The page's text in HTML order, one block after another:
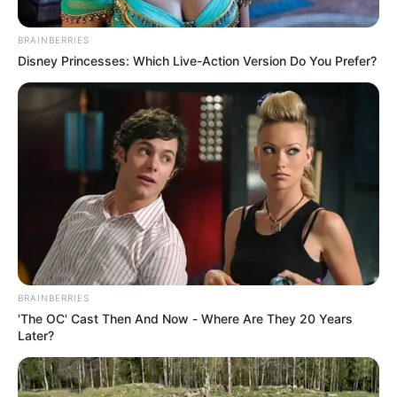
Composición/ Secretaria de Movilidad
Piden más renuncias en Bogotá Movilidad quedó contra
las cuerdas
Por:Cristhiam Martínez
Agosto 29, 2025
BRAINBERRIES
Disney Princesses: Which Live-Action Version Do You Prefer?
BRAINBERRIES
'The OC' Cast Then And Now - Where Are They 20 Years
Later?